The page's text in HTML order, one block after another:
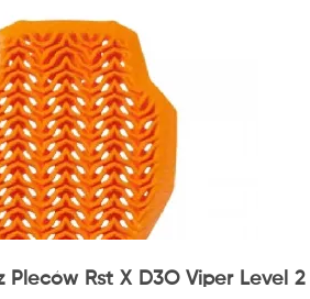
Pleców Rst X D3O Viper Level 2